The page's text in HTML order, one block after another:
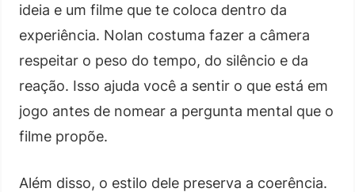
ideia e um filme que te coloca dentro da
experiência. Nolan costuma fazer a câmera
respeitar o peso do tempo, do silêncio e da
reação. Isso ajuda você a sentir o que está em
jogo antes de nomear a pergunta mental que o
filme propõe.
Além disso, o estilo dele preserva a coerência.